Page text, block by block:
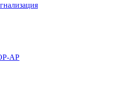
АР